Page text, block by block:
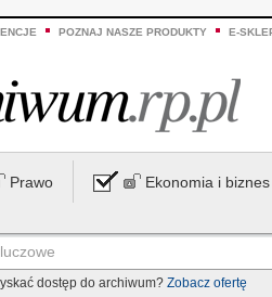
POZNAJ NASZE PRODUKTY E-
Prawo Ekonomia i biznes
dostęp do archiwum? Zobacz ofertę